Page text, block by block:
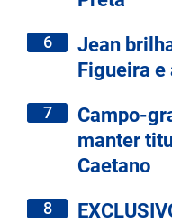
6
Jean
Figueira
7
Campo-
manter
Caetano
8